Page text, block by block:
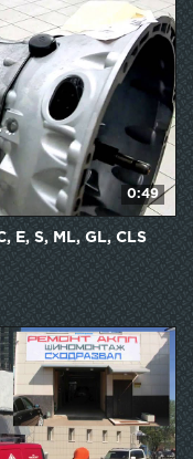
0:49
E, S, ML, GL, CLS